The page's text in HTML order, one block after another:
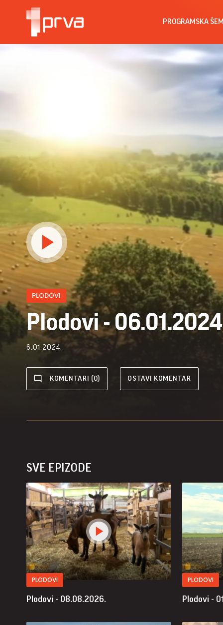
PROGRAMSKA
PLODOVI
Plodovi -
6.01.2024.
KOMENTARI (0) OSTAVI KOMENTAR
SVE EPIZODE
PLODOVI
Plodovi - 08.08.2026.
PLODOVI
Plodovi -